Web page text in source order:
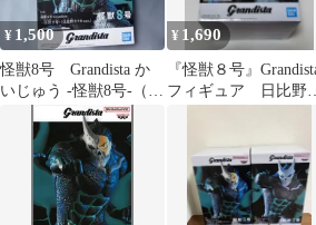
¥ 1,500
怪獣8号 Grandista か
いじゅう -怪獣8号-（日
比野カフカver.）
¥ 1,690
『怪獣８号』
フィギュア 日比野